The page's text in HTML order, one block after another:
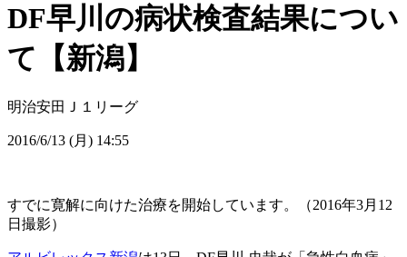
DF早川の病状検査結果につい
て【新潟】
明治安田Ｊ１リーグ
2016/6/13 (月) 14:55
すでに寛解に向けた治療を開始しています。（2016年3月12
日撮影）